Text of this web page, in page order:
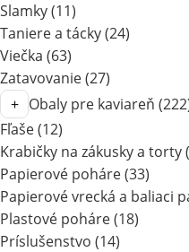
Slamky(11)
Taniere a tácky(24)
Viečka (63)
Zatavovanie(27)
Obaly pre kaviareň
Fľaše(12)
Krabičky na zákusky a torty
Papierové poháre(33)
Papierové vrecká a baliaci
Plastové poháre(18)
Príslušenstvo (14)